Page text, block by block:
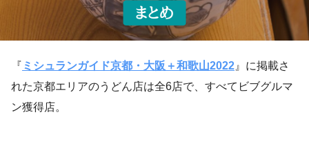
『 ミシュランガイド京都・大阪＋和歌山2022 』に掲載さ
れた京都エリアのうどん店は全6店で、すべてビブグルマ
ン獲得店。